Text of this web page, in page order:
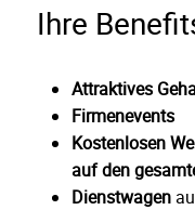
Ihre
Attraktives
Firmenevents
Kostenlosen
auf den
Dienstwagen